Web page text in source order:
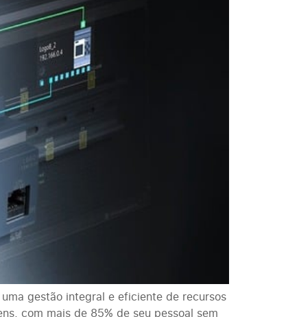
gestão integral e eficiente de recursos
com mais de 85% de seu pessoal sem